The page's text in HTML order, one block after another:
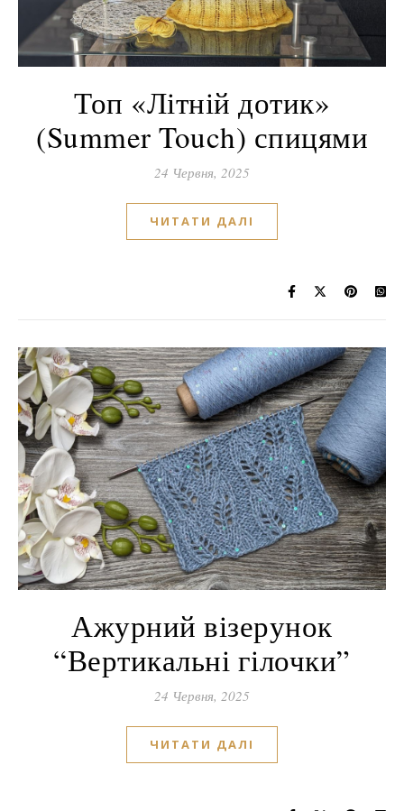
Топ «Літній дотик»
(Summer Touch) спицями
24 Червня, 2025
ЧИТАТИ ДАЛІ
Ажурний візерунок
“Вертикальні гілочки”
24 Червня, 2025
ЧИТАТИ ДАЛІ